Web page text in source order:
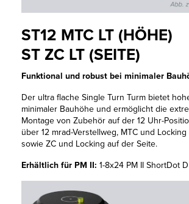
ST12 MTC LT (HÖHE)
ST ZC LT (SEITE)
Funktional und robust bei minimaler
Der ultra flache Single Turn Turm bietet
minimaler Bauhöhe und ermöglicht die
Montage von Zubehör auf der 12 Uhr-
über 12 mrad-Verstellweg, MTC und
sowie ZC und Locking auf der Seite.
Erhältlich für PM II: 1-8x24 PM II ShortDot